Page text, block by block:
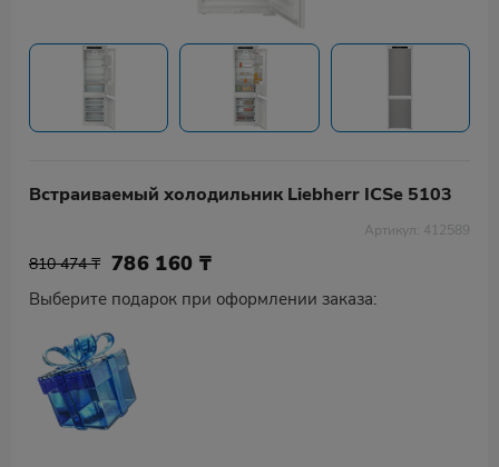
Встраиваемый холодильник Liebherr ICSe 5103
Артикул: 412589
810 474 ₸ 786 160 ₸
Выберите подарок при оформлении заказа: